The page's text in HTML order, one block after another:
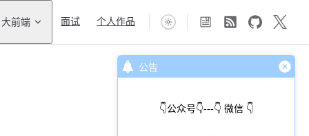
公告
👇公众号👇---👇 微信 👇
大前端 面试 个人作品